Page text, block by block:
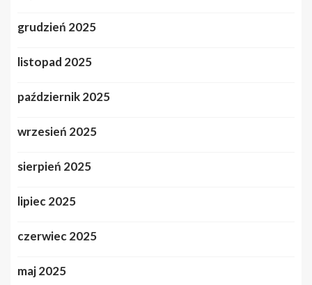
grudzień 2025
listopad 2025
październik 2025
wrzesień 2025
sierpień 2025
lipiec 2025
czerwiec 2025
maj 2025